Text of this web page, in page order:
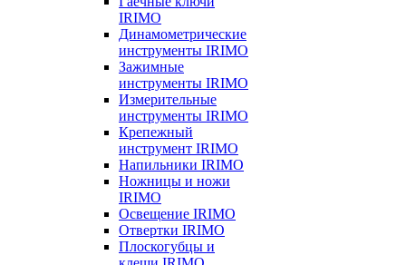
IRIMO
Динамометрические
инструменты IRIMO
Зажимные
инструменты IRIMO
Измерительные
инструменты IRIMO
Крепежный
инструмент IRIMO
Напильники IRIMO
Ножницы и ножи
IRIMO
Освещение IRIMO
Отвертки IRIMO
Плоскогубцы и